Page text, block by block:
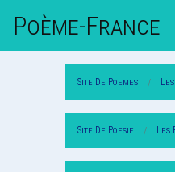
Poème-FrAnce
Site De Poemes
Site De Poesie Les